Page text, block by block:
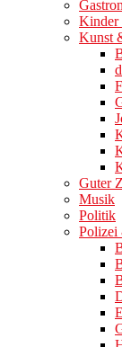
Kinder
Kunst
Guter
Musik
Politik
Polizei